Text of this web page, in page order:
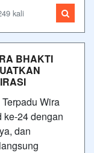
kali
BHAKTI
Wira
ke-24 dengan
dan